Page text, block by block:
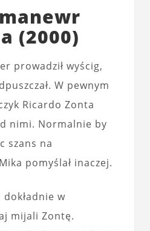
(2000)
prowadził wyścig,
W pewnym
Ricardo Zonta
nimi. Normalnie by
szans na
pomyślał inaczej.
dokładnie w
mijali Zontę.